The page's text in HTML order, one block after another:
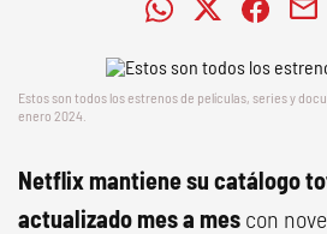
Estos son todos los estrenos de películas, series y
enero 2024.
Netflix mantiene su catálogo
actualizado mes a mes con